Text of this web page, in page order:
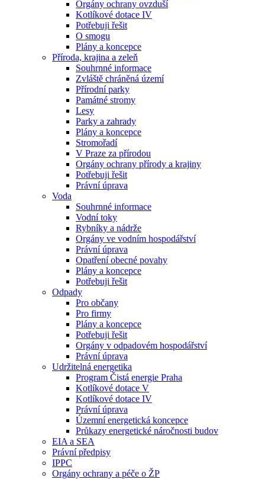
Orgány ochrany ovzduší
Kotlíkové dotace IV
Potřebuji řešit
O smogu
Plány a koncepce
Příroda, krajina a zeleň
Souhrnné informace
Zvláště chráněná území
Přírodní parky
Památné stromy
Lesy
Parky a zahrady
Plány a koncepce
Stromořadí
V Praze za přírodou
Orgány ochrany přírody a krajiny
Potřebuji řešit
Právní úprava
Voda
Souhrnné informace
Vodní toky
Rybníky a nádrže
Orgány ve vodním hospodářství
Právní úprava
Opatření obecné povahy
Plány a koncepce
Potřebuji řešit
Odpady
Pro občany
Pro firmy
Plány a koncepce
Potřebuji řešit
Orgány v odpadovém hospodářství
Právní úprava
Udržitelná energetika
Program Čistá energie Praha
Kotlíkové dotace V
Kotlíkové dotace IV
Právní úprava
Územní energetická koncepce
Průkazy energetické náročnosti budov
EIA a SEA
Právní předpisy
IPPC
Orgány ochrany a péče o ŽP